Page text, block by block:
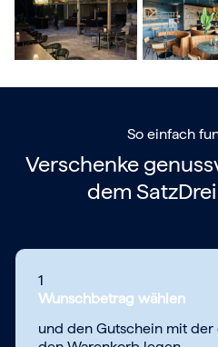
So einfach
Verschenke
dem
1
Wunschbetrag wählen
und den Gutschein mit